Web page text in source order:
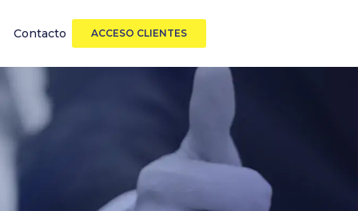
Contacto ACCESO CLIENTES